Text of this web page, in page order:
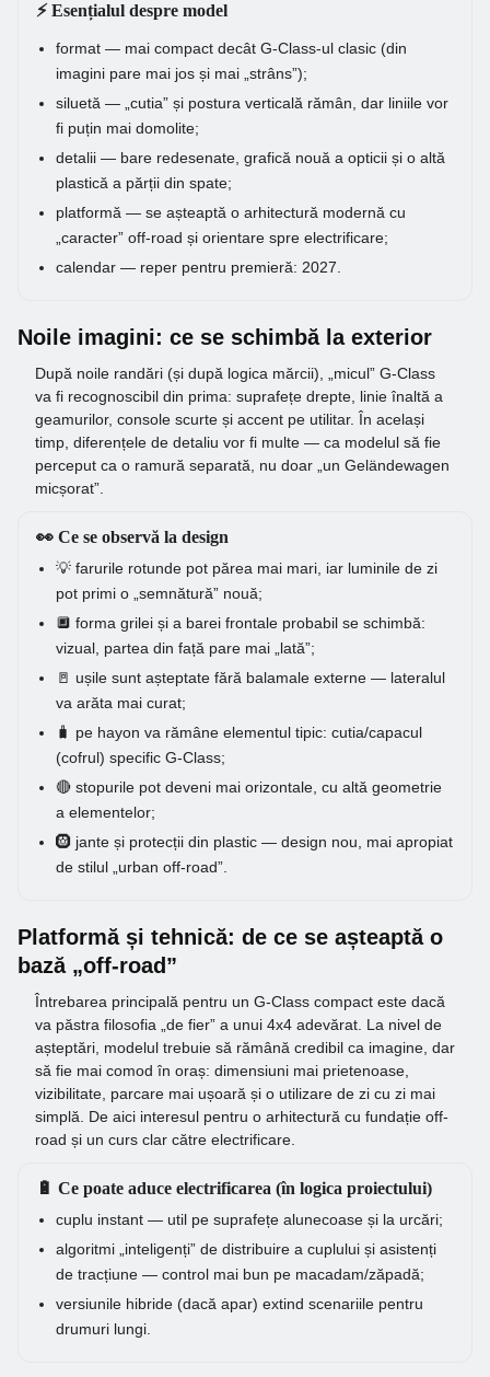
⚡ Esențialul despre model
format — mai compact decât G-Class-ul clasic (din
imagini pare mai jos și mai „strâns”);
siluetă — „cutia” și postura verticală rămân, dar liniile vor
fi puțin mai domolite;
detalii — bare redesenate, grafică nouă a opticii și o altă
plastică a părții din spate;
platformă — se așteaptă o arhitectură modernă cu
„caracter” off-road și orientare spre electrificare;
calendar — reper pentru premieră: 2027.
Noile imagini: ce se schimbă la exterior
După noile randări (și după logica mărcii), „micul” G-Class
va fi recognoscibil din prima: suprafețe drepte, linie înaltă a
geamurilor, console scurte și accent pe utilitar. În același
timp, diferențele de detaliu vor fi multe — ca modelul să fie
perceput ca o ramură separată, nu doar „un Geländewagen
micșorat”.
👀 Ce se observă la design
💡 farurile rotunde pot părea mai mari, iar luminile de zi
pot primi o „semnătură” nouă;
🔲 forma grilei și a barei frontale probabil se schimbă:
vizual, partea din față pare mai „lată”;
🚪 ușile sunt așteptate fără balamale externe — lateralul
va arăta mai curat;
🧳 pe hayon va rămâne elementul tipic: cutia/capacul
(cofrul) specific G-Class;
🔴 stopurile pot deveni mai orizontale, cu altă geometrie
a elementelor;
🛞 jante și protecții din plastic — design nou, mai apropiat
de stilul „urban off-road”.
Platformă și tehnică: de ce se așteaptă o
bază „off-road”
Întrebarea principală pentru un G-Class compact este dacă
va păstra filosofia „de fier” a unui 4x4 adevărat. La nivel de
așteptări, modelul trebuie să rămână credibil ca imagine, dar
să fie mai comod în oraș: dimensiuni mai prietenoase,
vizibilitate, parcare mai ușoară și o utilizare de zi cu zi mai
simplă. De aici interesul pentru o arhitectură cu fundație off-
road și un curs clar către electrificare.
🔋 Ce poate aduce electrificarea (în logica proiectului)
cuplu instant — util pe suprafețe alunecoase și la urcări;
algoritmi „inteligenți” de distribuire a cuplului și asistenți
de tracțiune — control mai bun pe macadam/zăpadă;
versiunile hibride (dacă apar) extind scenariile pentru
drumuri lungi.